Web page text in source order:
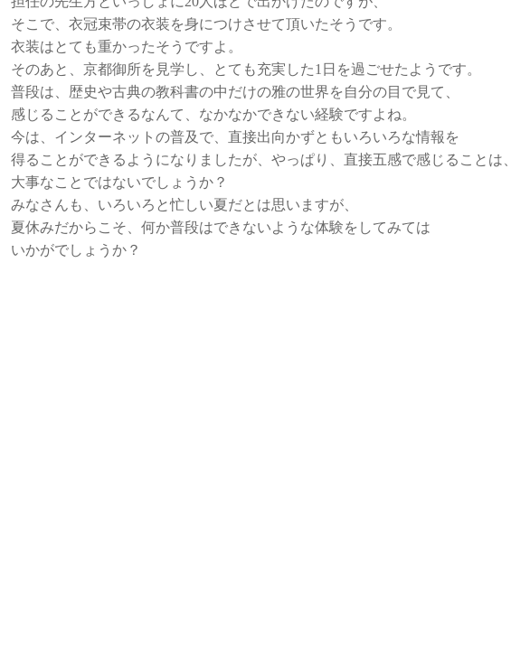
そこで、衣冠束帯の衣装を身につけさせて頂いたそうです。
衣装はとても重かったそうですよ。
そのあと、京都御所を見学し、とても充実した1日を過ごせたようです。
普段は、歴史や古典の教科書の中だけの雅の世界を自分の目で見て、
感じることができるなんて、なかなかできない経験ですよね。
今は、インターネットの普及で、直接出向かずともいろいろな情報を
得ることができるようになりましたが、やっぱり、直接五感で感じることは、
大事なことではないでしょうか？
みなさんも、いろいろと忙しい夏だとは思いますが、
夏休みだからこそ、何か普段はできないような体験をしてみては
いかがでしょうか？